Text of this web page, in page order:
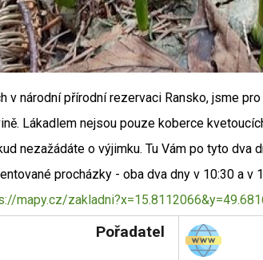
v národní přírodní rezervaci Ransko, jsme
Lákadlem nejsou pouze koberce
nezažádáte o výjimku. Tu Vám po tyto
procházky - oba dva dny v 10:30 a
mapy.cz/
Pořadatel